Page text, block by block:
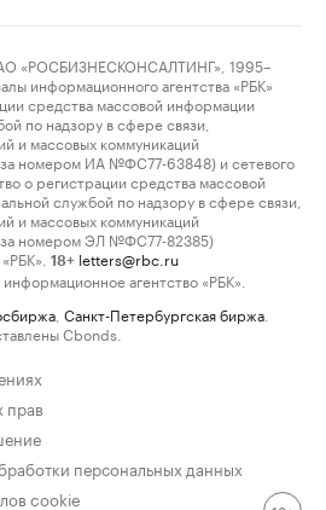
«РОСБИЗНЕСКОНСАЛТИНГ», 1995–
информационного агентства «РБК»
средства массовой информации
по надзору в сфере связи,
и массовых коммуникаций
номером ИА №ФС77-63848) и сетевого
о регистрации средства массовой
службой по надзору в сфере связи,
и массовых коммуникаций
за номером ЭЛ №ФС77-82385)
18+ letters@rbc.ru
агентство «РБК».
Санкт-Петербургская биржа
Cbonds.
прав
персональных данных
cookie